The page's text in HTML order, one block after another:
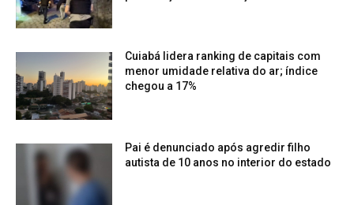
Cuiabá lidera ranking de capitais com
menor umidade relativa do ar; índice
chegou a 17%
Pai é denunciado após agredir filho
autista de 10 anos no interior do estado